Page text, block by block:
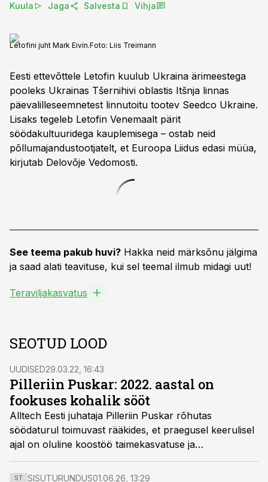
Kuula Jaga Salvesta Vihja
Letofini juht Mark Eivin.Foto: Liis Treimann
Eesti ettevõttele Letofin kuulub Ukraina ärimeestega
pooleks Ukrainas Tšernihivi oblastis Itšnja linnas
päevalilleseemnetest linnutoitu tootev Seedco Ukraine.
Lisaks tegeleb Letofin Venemaalt pärit
söödakultuuridega kauplemisega – ostab neid
põllumajandustootjatelt, et Euroopa Liidus edasi müüa,
kirjutab Delovõje Vedomosti.
See teema pakub huvi? Hakka neid märksõnu jälgima
ja saad alati teavituse, kui sel teemal ilmub midagi uut!
Teraviljakasvatus
SEOTUD LOOD
UUDISED29.03.22, 16:43
Pilleriin Puskar: 2022. aastal on
fookuses kohalik sööt
Alltech Eesti juhataja Pilleriin Puskar rõhutas
söödaturul toimuvast rääkides, et praegusel keerulisel
ajal on oluline koostöö taimekasvatuse ja
loomakasvatuse vahel – kiired, kuid läbimõeldud
otsused eelolevaks söödavarumise hooajaks saavad
ST SISUTURUNDUS01.06.26, 13:29